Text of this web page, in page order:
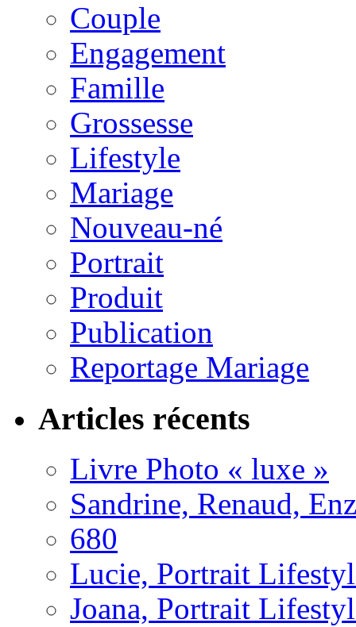
Couple
Engagement
Famille
Grossesse
Lifestyle
Mariage
Nouveau-né
Portrait
Produit
Publication
Reportage Mariage
Articles récents
Livre Photo « luxe »
Sandrine, Renaud,
680
Lucie, Portrait
Joana, Portrait